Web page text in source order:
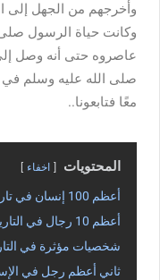
وأخرجهم من الجهل إلى
وكانت حياة الرسول
عاصروه حتى أنه وصل
صلى الله عليه وسلم في
معًا فتابعونا..
المحتويات اخفاء
أعظم 100 إنسان في تاريخ البشرية
أعظم 10 رجال في التاريخ
شخصيات مؤثرة في
ثاني أعظم رجل في